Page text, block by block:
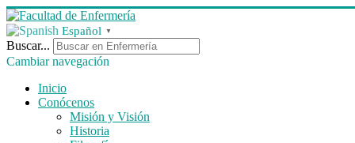
Español ▼
Buscar...
Cambiar navegación
Inicio
Conócenos
Misión y Visión
Historia